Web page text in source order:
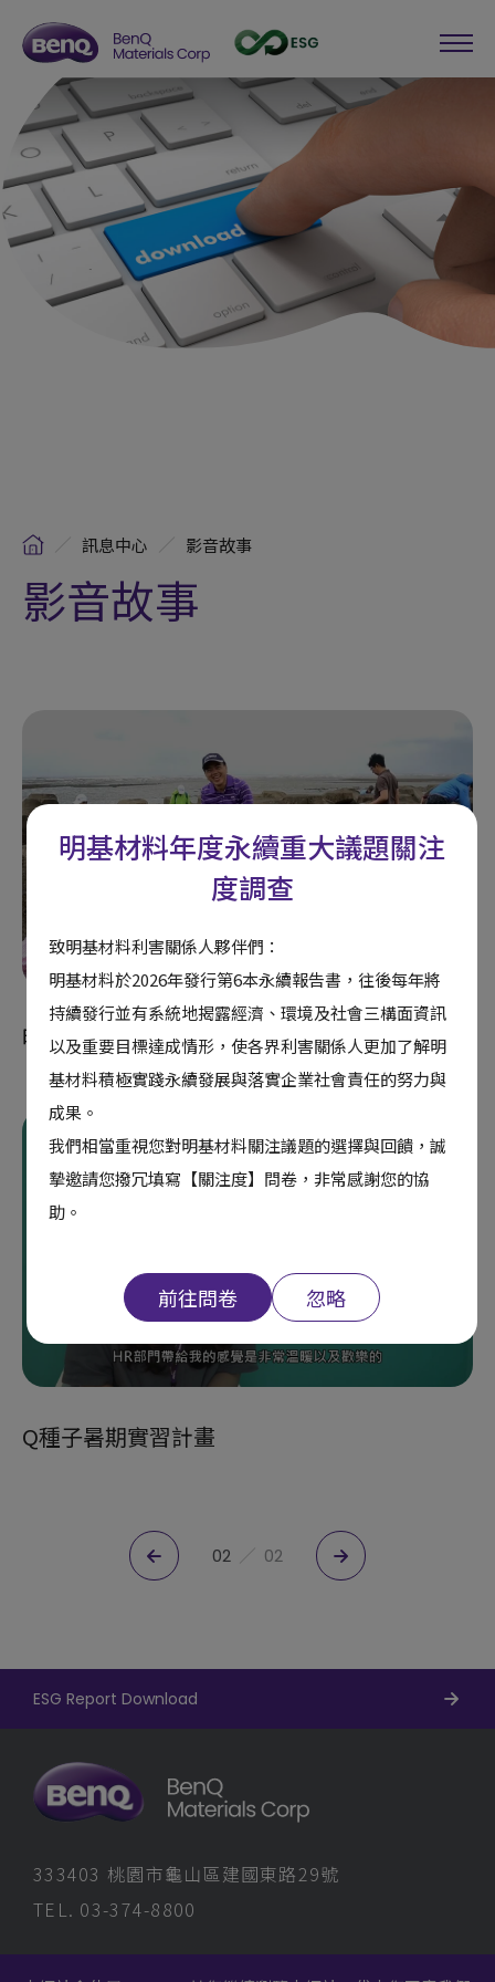
訊息中心 影音故事
影音故事
明基材料．永續．我在－海洋環境篇
Q種子暑期實習計畫
02 02
ESG Report Download
333403 桃園市龜山區建國東路29號
TEL. 03-374-8800
明基材料年度永續重大議題關注
度調查
致明基材料利害關係人夥伴們：
明基材料於2026年發行第6本永續報告書，往後每年將
持續發行並有系統地揭露經濟、環境及社會三構面資訊
以及重要目標達成情形，使各界利害關係人更加了解明
基材料積極實踐永續發展與落實企業社會責任的努力與
成果。
我們相當重視您對明基材料關注議題的選擇與回饋，誠
摯邀請您撥冗填寫【關注度】問卷，非常感謝您的協
助。
前往問卷 忽略